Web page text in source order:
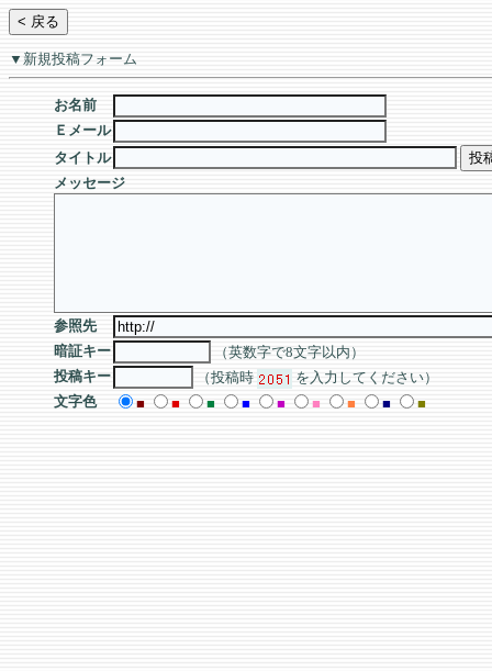
▼新規投稿フォーム
お名前
Ｅメール
タイトル
メッセージ
参照先
暗証キー
（英数字で8文字以内）
投稿キー
（投稿時
を入力してください）
文字色
■ ■ ■ ■ ■ ■ ■ ■ ■